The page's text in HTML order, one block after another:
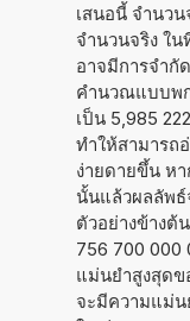
เสนอนี้ จำนว
จำนวนจริง ใ
อาจมีการจำกั
คำนวณแบบพก
เป็น 5,985
ทำให้สามารถ
ง่ายดายขึ้น ห
นั้นแล้วผลลัพธ์
ตัวอย่างข้างต้
756 700 000
แม่นยำสูงสุดข
จะมีความแม่น